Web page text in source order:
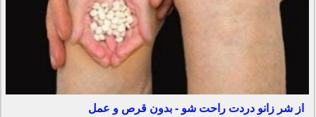
از شر زانو دردت راحت شو - بدون قرص و عمل